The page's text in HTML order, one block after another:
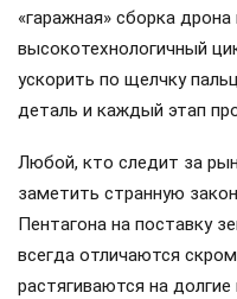
«гаражная» сборка
высокотехнологичный
ускорить по щелчку
деталь и каждый этап
Любой, кто следит за
заметить странную
Пентагона на поставку
всегда отличаются
растягиваются на долгие